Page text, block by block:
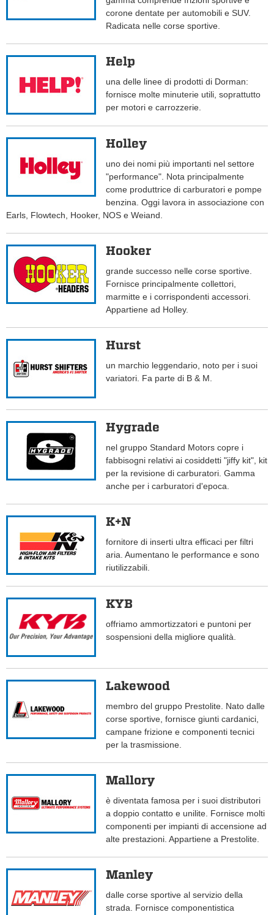
corone dentate per automobili e SUV.
Radicata nelle corse sportive.
Help
una delle linee di prodotti di Dorman:
fornisce molte minuterie utili, soprattutto
per motori e carrozzerie.
Holley
uno dei nomi più importanti nel settore
"performance". Nota principalmente
come produttrice di carburatori e pompe
benzina. Oggi lavora in associazione con
Earls, Flowtech, Hooker, NOS e Weiand.
Hooker
grande successo nelle corse sportive.
Fornisce principalmente collettori,
marmitte e i corrispondenti accessori.
Appartiene ad Holley.
Hurst
un marchio leggendario, noto per i suoi
variatori. Fa parte di B & M.
Hygrade
nel gruppo Standard Motors copre i
fabbisogni relativi ai cosiddetti "jiffy kit", kit
per la revisione di carburatori. Gamma
anche per i carburatori d'epoca.
K+N
fornitore di inserti ultra efficaci per filtri
aria. Aumentano le performance e sono
riutilizzabili.
KYB
offriamo ammortizzatori e puntoni per
sospensioni della migliore qualità.
Lakewood
membro del gruppo Prestolite. Nato dalle
corse sportive, fornisce giunti cardanici,
campane frizione e componenti tecnici
per la trasmissione.
Mallory
è diventata famosa per i suoi distributori
a doppio contatto e unilite. Fornisce molti
componenti per impianti di accensione ad
alte prestazioni. Appartiene a Prestolite.
Manley
dalle corse sportive al servizio della
strada. Fornisce componentistica